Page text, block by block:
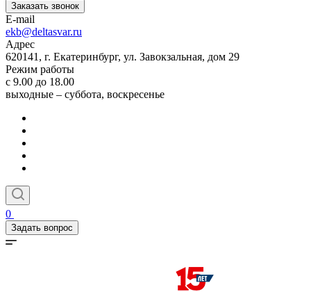
Заказать звонок
E-mail
ekb@deltasvar.ru
Адрес
620141, г. Екатеринбург, ул. Завокзальная, дом 29
Режим работы
с 9.00 до 18.00
выходные – суббота, воскресенье
0
Задать вопрос